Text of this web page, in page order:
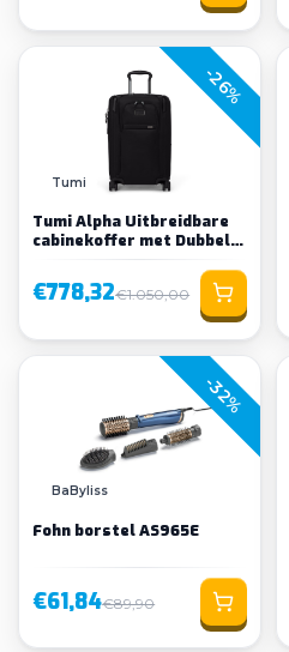
Loading...
-26%
Tumi
Tumi Alpha Uitbreidbare
cabinekoffer met Dubbele
Toegang Kleur Zwart
€778,32€1.050,00
-32%
BaByliss
Fohn borstel AS965E
€61,84€89,90